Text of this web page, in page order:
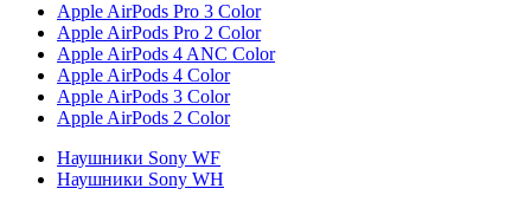
Apple AirPods Pro 3 Color
Apple AirPods Pro 2 Color
Apple AirPods 4 ANC Color
Apple AirPods 4 Color
Apple AirPods 3 Color
Apple AirPods 2 Color
Наушники Sony WF
Наушники Sony WH